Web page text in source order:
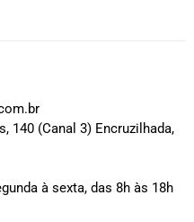
140 (Canal 3) Encruzilhada,
à sexta, das 8h às 18h